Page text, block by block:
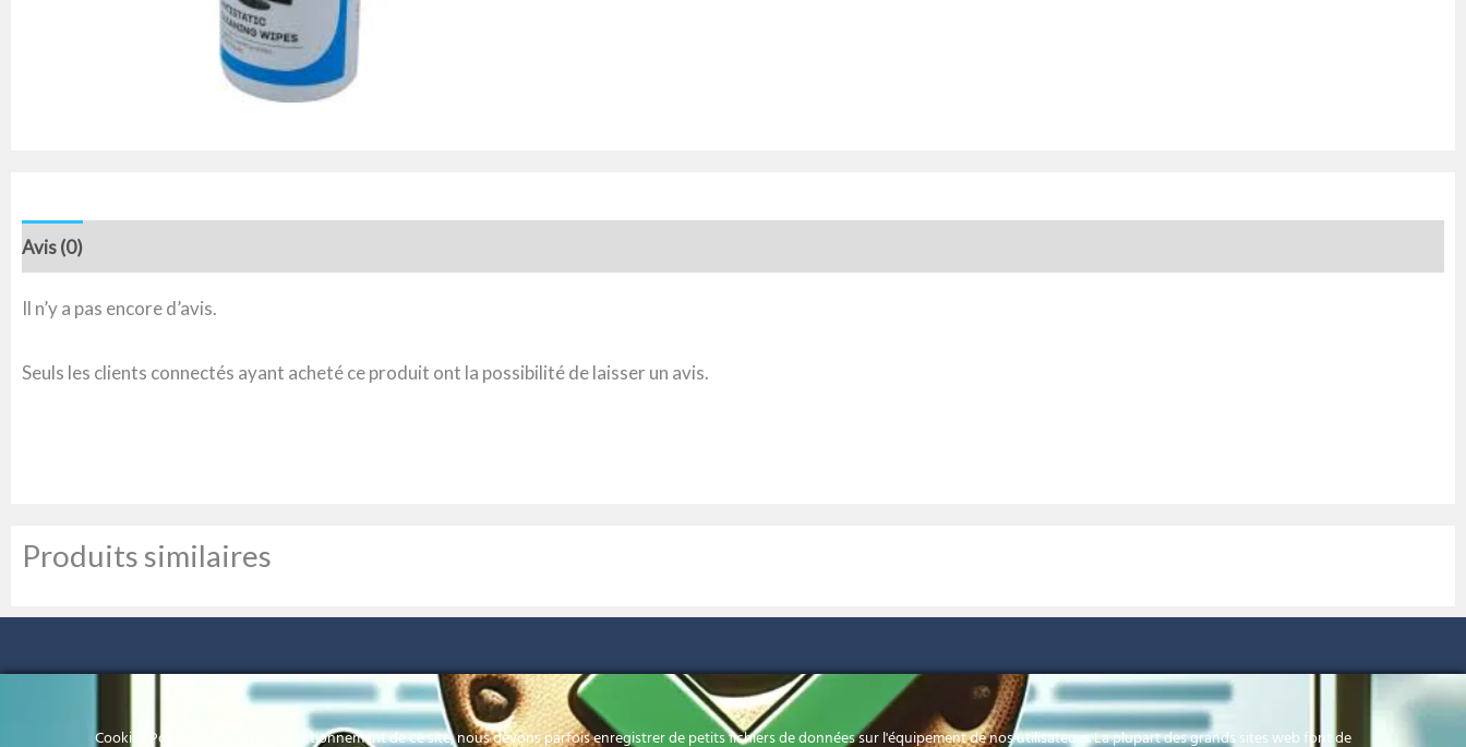
Avis (0)
Il n’y a pas encore d’avis.
Seuls les clients connectés ayant acheté ce produit ont la possibilité de laisser un avis.
Produits similaires
Contactez-nous
HORAIRES
Lundi-Vendredi: 8h00 à 17h00
Cookies Pour assurer le bon fonctionnement de ce site, nous devons parfois enregistrer de petits fichiers de données sur l'équipement de nos utilisateurs. La plupart des grands sites web font de